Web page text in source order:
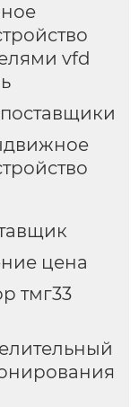
vfd
цена
тмг33